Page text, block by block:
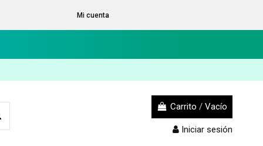
Mi cuenta
Carrito / Vacío
Iniciar sesión